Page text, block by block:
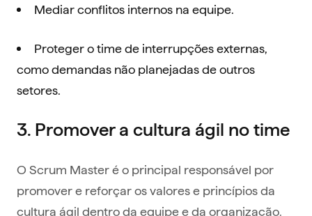
Mediar conflitos internos na equipe.
Proteger o time de interrupções externas,
como demandas não planejadas de outros
setores.
3. Promover a cultura ágil no time
O Scrum Master é o principal responsável por
promover e reforçar os valores e princípios da
cultura ágil dentro da equipe e da organização.